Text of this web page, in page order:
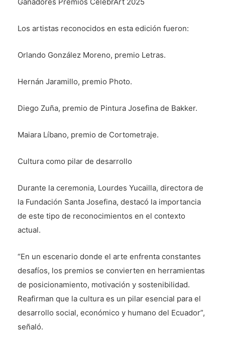
Ganadores Premios CelebrArt 2025
Los artistas reconocidos en esta edición fueron:
Orlando González Moreno, premio Letras.
Hernán Jaramillo, premio Photo.
Diego Zuña, premio de Pintura Josefina de Bakker.
Maiara Líbano, premio de Cortometraje.
Cultura como pilar de desarrollo
Durante la ceremonia, Lourdes Yucailla, directora de
la Fundación Santa Josefina, destacó la importancia
de este tipo de reconocimientos en el contexto
actual.
“En un escenario donde el arte enfrenta constantes
desafíos, los premios se convierten en herramientas
de posicionamiento, motivación y sostenibilidad.
Reafirman que la cultura es un pilar esencial para el
desarrollo social, económico y humano del Ecuador”,
señaló.